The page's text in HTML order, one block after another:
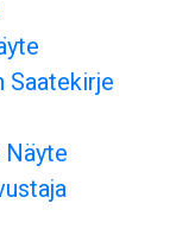
Saatekirje